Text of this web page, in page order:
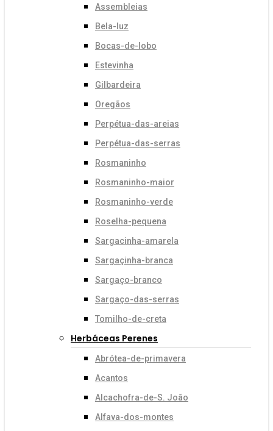
Assembleias
Bela-luz
Bocas-de-lobo
Estevinha
Gilbardeira
Oregãos
Perpétua-das-areias
Perpétua-das-serras
Rosmaninho
Rosmaninho-maior
Rosmaninho-verde
Roselha-pequena
Sargacinha-amarela
Sargaçinha-branca
Sargaço-branco
Sargaço-das-serras
Tomilho-de-creta
Herbáceas Perenes
Abrótea-de-primavera
Acantos
Alcachofra-de-S. João
Alfava-dos-montes